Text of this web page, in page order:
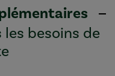
besoins de